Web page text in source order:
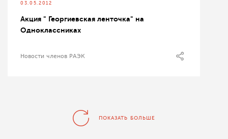
03.05.2012
Акция " Георгиевская ленточка" на
Одноклассниках
Новости членов РАЭК
ПОКАЗАТЬ БОЛЬШЕ